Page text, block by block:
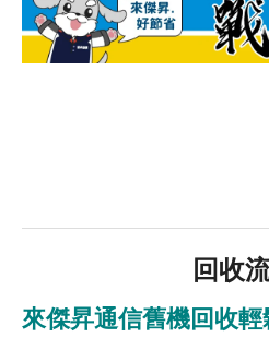
回收
來傑昇通信舊機回收輕